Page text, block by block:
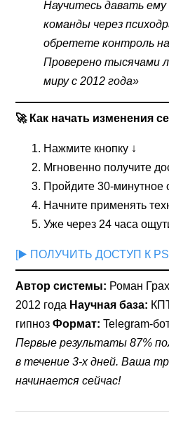
Научитесь давать ему
команды через
обретете контроль
Проверено тысячами
миру с 2012 года»
🚀 Как начать изменения
Нажмите кнопку ↓
Мгновенно получите
Пройдите 30-минутное
Начните применять
Уже через 24 часа
[▶️ ПОЛУЧИТЬ ДОСТУП К
Автор системы: Роман
2012 года Научная база:
гипноз Формат: Telegram-
Первые результаты 87%
в течение 3-х дней. Ваша
начинается сейчас!